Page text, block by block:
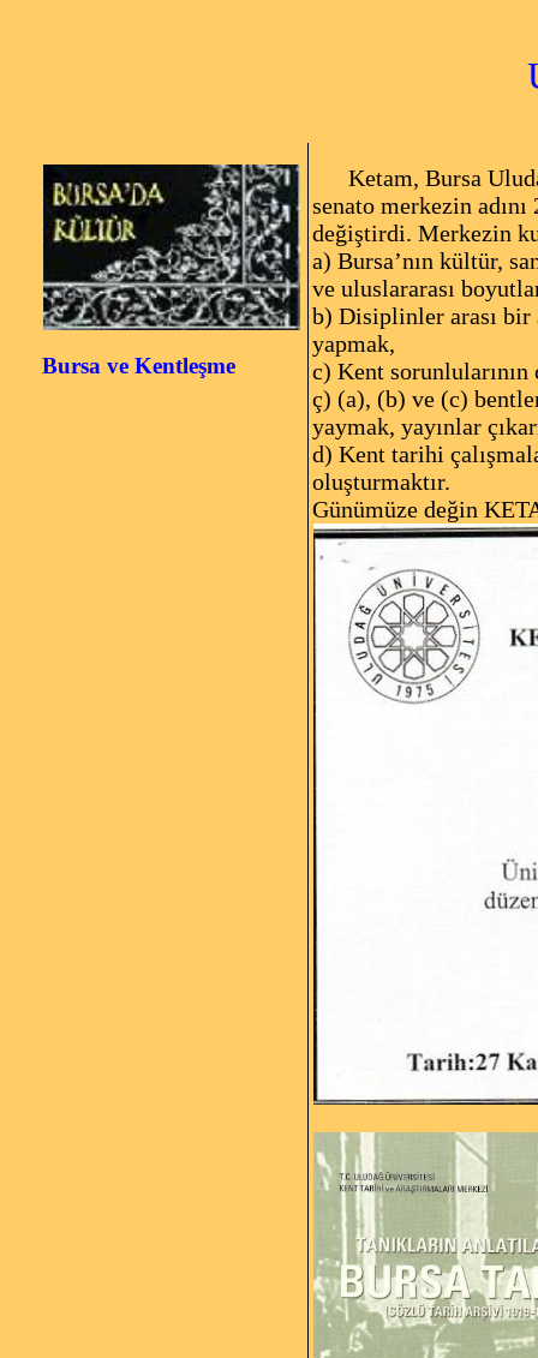
Bursave Kentleşme
Ketam, Bursa
senato merkezin
değiştirdi. Merkezin
a) Bursa’nın kültür,
ve uluslararası
b) Disiplinler arası bir
yapmak,
c) Kent
ç) (a), (b) ve (c)
yaymak, yayınlar
d) Kent tarihi
oluşturmaktır.
Günümüze değin